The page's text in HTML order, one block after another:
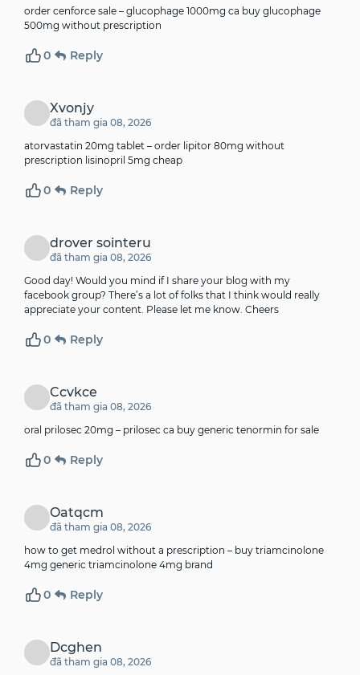
order cenforce sale – glucophage 1000mg ca buy glucophage
500mg without prescription
0 Reply
Xvonjy
đã tham gia 08, 2026
atorvastatin 20mg tablet – order lipitor 80mg without
prescription lisinopril 5mg cheap
0 Reply
drover sointeru
đã tham gia 08, 2026
Good day! Would you mind if I share your blog with my
facebook group? There’s a lot of folks that I think would really
appreciate your content. Please let me know. Cheers
0 Reply
Ccvkce
đã tham gia 08, 2026
oral prilosec 20mg – prilosec ca buy generic tenormin for sale
0 Reply
Oatqcm
đã tham gia 08, 2026
how to get medrol without a prescription – buy triamcinolone
4mg generic triamcinolone 4mg brand
0 Reply
Dcghen
đã tham gia 08, 2026